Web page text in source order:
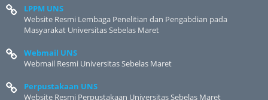
LPPM UNS
Website Resmi Lembaga Penelitian dan Pengabdian pada
Masyarakat Universitas Sebelas Maret
Webmail UNS
Webmail Resmi Universitas Sebelas Maret
Perpustakaan UNS
Website Resmi Perpustakaan Universitas Sebelas Maret